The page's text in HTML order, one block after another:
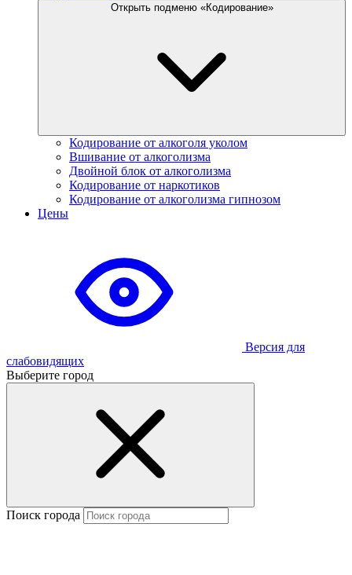
Открыть подменю «Кодирование»
Кодирование от алкоголя уколом
Вшивание от алкоголизма
Двойной блок от алкоголизма
Кодирование от наркотиков
Кодирование от алкоголизма гипнозом
Цены
Версия для
слабовидящих
Выберите город
Поиск города